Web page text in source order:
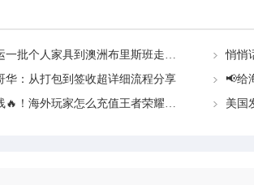
请问一下！想从国内海运一批个人家具到澳洲布里斯班走拼箱还包柜好
华：从打包到签收超详细流程分享
📢给
诸葛亮韩信无双皮肤上线🔥！海外玩家怎么充值王者荣耀点券？
美国